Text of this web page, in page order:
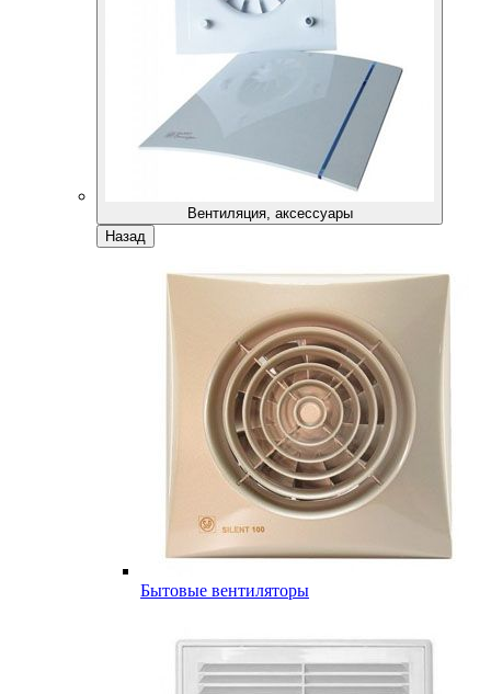
Вентиляция, аксессуары
Назад
Бытовые вентиляторы